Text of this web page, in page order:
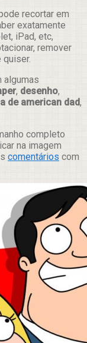
recortar em
exatamente
iPad, etc,
remover
quiser.
algumas
, desenho,
de american dad,
completo
na imagem
comentários com